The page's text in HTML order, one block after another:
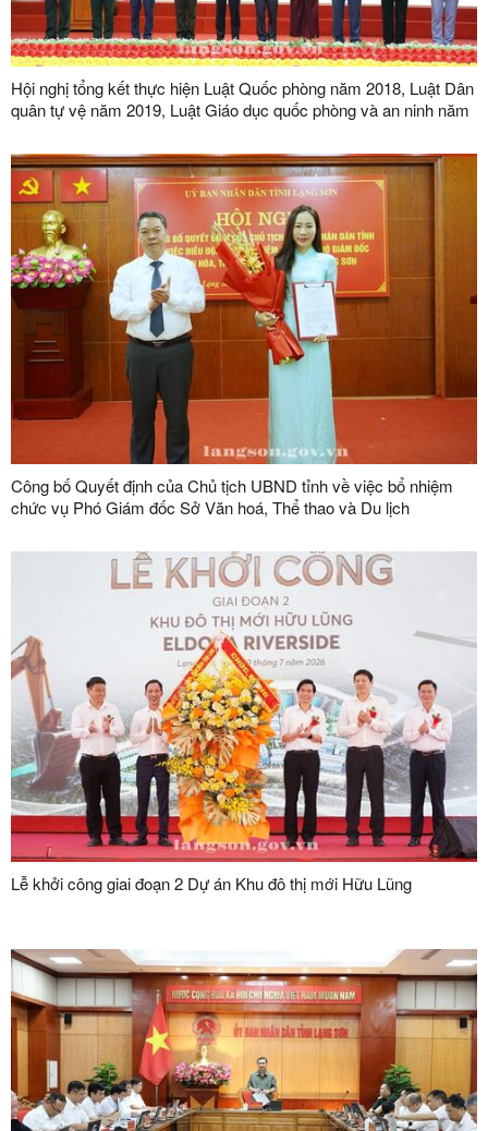
Hội nghị tổng kết thực hiện Luật Quốc phòng năm 2018, Luật Dân
quân tự vệ năm 2019, Luật Giáo dục quốc phòng và an ninh năm
Công bố Quyết định của Chủ tịch UBND tỉnh về việc bổ nhiệm
chức vụ Phó Giám đốc Sở Văn hoá, Thể thao và Du lịch
Lễ khởi công giai đoạn 2 Dự án Khu đô thị mới Hữu Lũng